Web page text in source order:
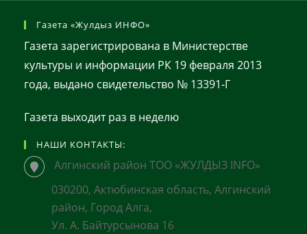
Газета «Жулдыз ИНФО»
Газета зарегистрирована в Министерстве
культуры и информации РК 19 февраля 2013
года, выдано свидетельство № 13391-Г
Газета выходит раз в неделю
НАШИ КОНТАКТЫ:
Алгинский район ТОО «ЖУЛДЫЗ INFO»
030200, Актюбинская область, Алгинский
район, Город Алга,
Ул. А. Байтурсынова 16